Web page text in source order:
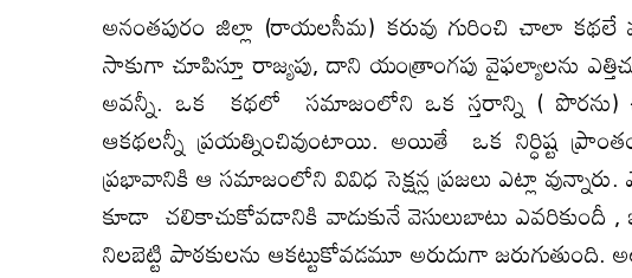
అనంతపురం జిల్లా (రాయలసీమ) కరువు గురించి చాలా కథలే
సాకుగా చూపిస్తూ రాజ్యపు, దాని యంత్రాంగపు వైఫల్యాలను
అవన్నీ. ఒక కథలో సమాజంలోని ఒక స్తరాన్ని ( పొరను)
ఆకథలన్నీ ప్రయత్నించివుంటాయి. అయితే ఒక నిర్ధిష్ట
ప్రభావానికి ఆ సమాజంలోని వివిధ సెక్షన్ల ప్రజలు ఎట్లా
కూడా చలికాచుకోవడానికి వాడుకునే వెసులుబాటు
నిలబెట్టి పాఠకులను ఆకట్టుకోవడమూ అరుదుగా